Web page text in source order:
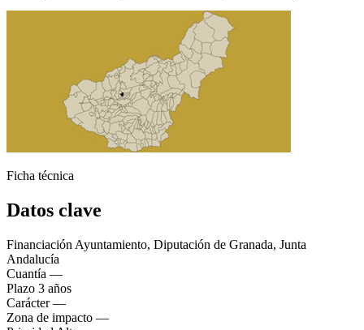
Ficha técnica
Datos clave
Financiación Ayuntamiento, Diputación de Granada, Junta
Andalucía
Cuantía —
Plazo 3 años
Carácter —
Zona de impacto —